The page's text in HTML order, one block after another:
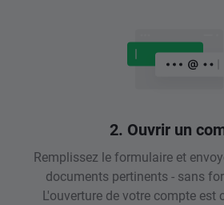
2. Ouvrir un
Remplissez le formulaire et
documents pertinents - sans
L'ouverture de votre compte est